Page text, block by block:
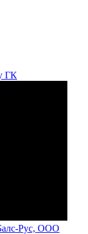
ГК
Рус, ООО